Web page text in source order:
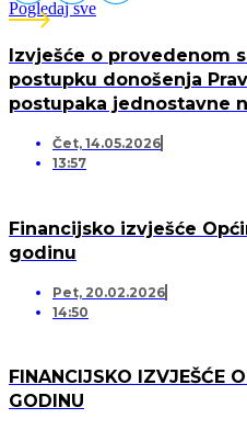
Pogledaj sve
Izvješće o provedenom
postupku donošenja
postupaka jednostavne
Čet, 14.05.2026
13:57
Financijsko izvješće
godinu
Pet, 20.02.2026
14:50
FINANCIJSKO IZVJEŠĆE
GODINU